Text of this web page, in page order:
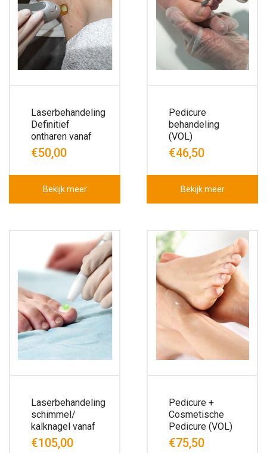
Laserbehandeling
Definitief
ontharen vanaf
€50,00
Bekijk meer
Pedicure
behandeling
(VOL)
€46,50
Bekijk meer
Laserbehandeling
schimmel/
kalknagel vanaf
€105,00
Pedicure +
Cosmetische
Pedicure (VOL)
€75,50